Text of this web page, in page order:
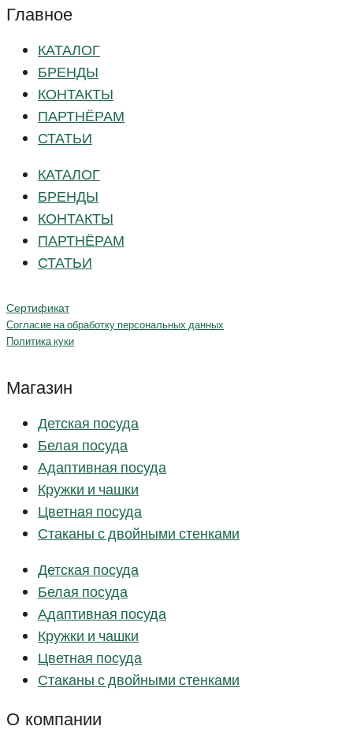
Главное
КАТАЛОГ
БРЕНДЫ
КОНТАКТЫ
ПАРТНЁРАМ
СТАТЬИ
КАТАЛОГ
БРЕНДЫ
КОНТАКТЫ
ПАРТНЁРАМ
СТАТЬИ
Сертификат
Согласие на обработку персональных данных
Политика куки
Магазин
Детская посуда
Белая посуда
Адаптивная посуда
Кружки и чашки
Цветная посуда
Стаканы с двойными стенками
Детская посуда
Белая посуда
Адаптивная посуда
Кружки и чашки
Цветная посуда
Стаканы с двойными стенками
О компании